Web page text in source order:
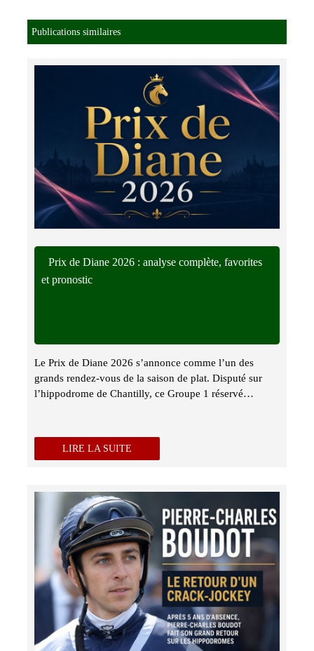
Publications similaires
Prix de Diane 2026 : analyse complète, favorites
et pronostic
Le Prix de Diane 2026 s’annonce comme l’un des
grands rendez-vous de la saison de plat. Disputé sur
l’hippodrome de Chantilly, ce Groupe 1 réservé…
LIRE LA SUITE